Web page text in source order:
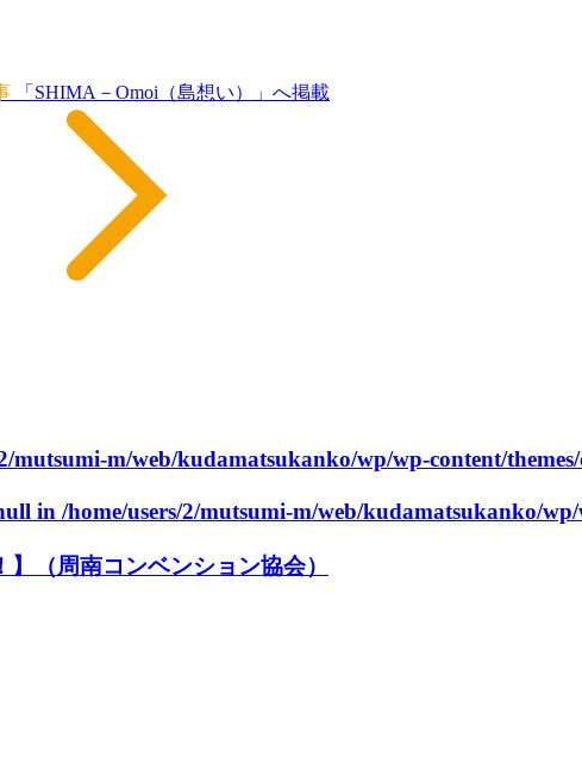
「SHIMA－Omoi（島想い）」へ掲載
mutsumi-m/web/kudamatsukanko/wp/wp-content/
in /home/users/2/mutsumi-m/web/kudamatsukanko/
（周南コンベンション協会）